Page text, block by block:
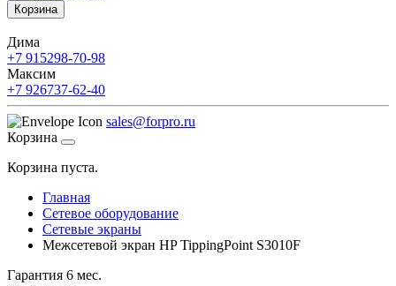
Корзина
Дима
+7 915298-70-98
Максим
+7 926737-62-40
sales@forpro.ru
Корзина
Корзина пуста.
Главная
Сетевое оборудование
Сетевые экраны
Межсетевой экран HP TippingPoint S3010F
Гарантия 6 мес.